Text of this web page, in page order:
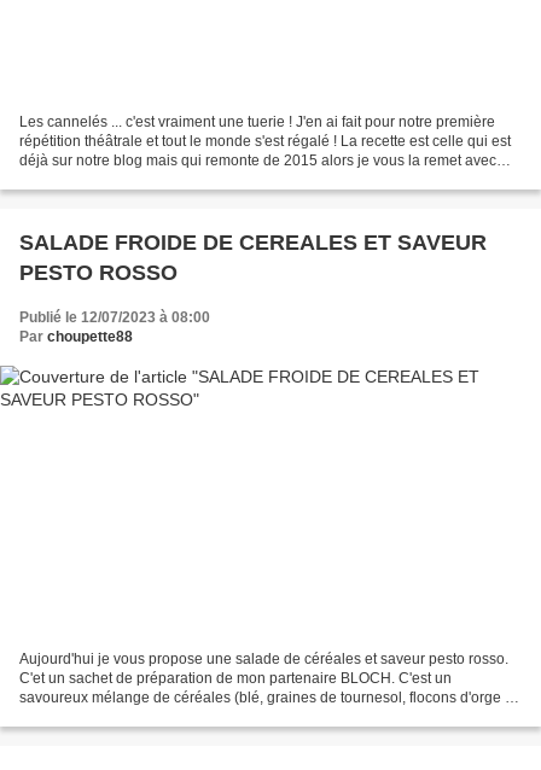
Les cannelés ... c'est vraiment une tuerie ! J'en ai fait pour notre première
répétition théâtrale et tout le monde s'est régalé ! La recette est celle qui est
déjà sur notre blog mais qui remonte de 2015 alors je vous la remet avec
SALADE FROIDE DE CEREALES ET SAVEUR
PESTO ROSSO
Publié le 12/07/2023 à 08:00
Par choupette88
Aujourd'hui je vous propose une salade de céréales et saveur pesto rosso.
C'et un sachet de préparation de mon partenaire BLOCH. C'est un
savoureux mélange de céréales (blé, graines de tournesol, flocons d'orge et